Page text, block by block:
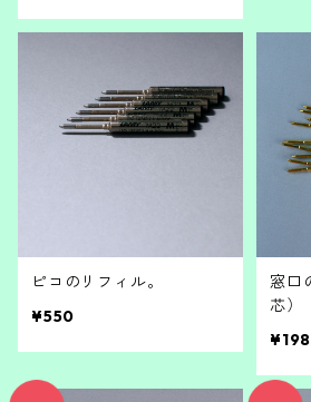
ピコのリフィル。
¥550
窓口
芯）
¥198